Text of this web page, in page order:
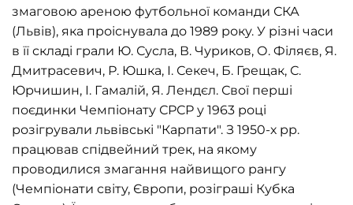
змаговою ареною футбольної команди СКА
(Львів), яка проіснувала до 1989 року. У різні часи
в її складі грали Ю. Сусла, В. Чуриков, О. Філяєв, Я.
Дмитрасевич, Р. Юшка, І. Секеч, Б. Грещак, С.
Юрчишин, І. Гамалій, Я. Лендєл. Свої перші
поєдинки Чемпіонату СРСР у 1963 році
розігрували львівські "Карпати". З 1950-х рр.
працював спідвейний трек, на якому
проводилися змагання найвищого рангу
(Чемпіонати світу, Європи, розіграші Кубка